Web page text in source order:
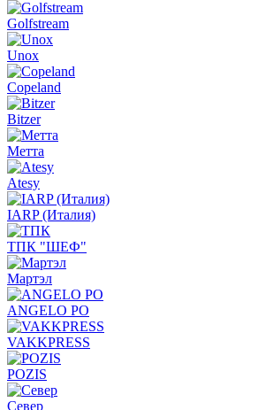
Golfstream
Unox
Copeland
Bitzer
Метта
Atesy
IARP (Италия)
ТПК "ШЕФ"
Мартэл
ANGELO PO
VAKKPRESS
POZIS
Север